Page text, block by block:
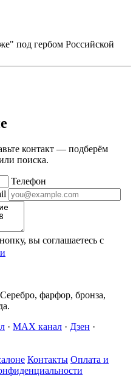
под гербом Российской
контакт — подберём
поиска.
Телефон
вы соглашаетесь с
фарфор, бронза,
· MAX канал · Дзен ·
Контакты Оплата и